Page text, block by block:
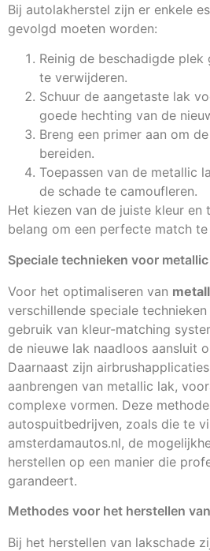
Bij autolakherstel zijn er enkele
gevolgd moeten worden:
Reinig de beschadigde
te verwijderen.
Schuur de aangetaste lak
goede hechting van de
Breng een primer aan om
bereiden.
Toepassen van de metallic
de schade te camoufleren.
Het kiezen van de juiste kleur en
belang om een perfecte match te
Speciale technieken voor
Voor het optimaliseren van
verschillende speciale
gebruik van kleur-matching
de nieuwe lak naadloos aansluit
Daarnaast zijn
aanbrengen van metallic lak,
complexe vormen. Deze
autospuitbedrijven, zoals die te
amsterdamautos.nl, de
herstellen op een manier die
garandeert.
Methodes voor het herstellen
Bij het herstellen van lakschade